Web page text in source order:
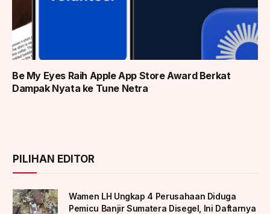
Be My Eyes Raih Apple App Store Award Berkat
Dampak Nyata ke Tune Netra
PILIHAN EDITOR
Wamen LH Ungkap 4 Perusahaan Diduga
Pemicu Banjir Sumatera Disegel, Ini Daftarnya